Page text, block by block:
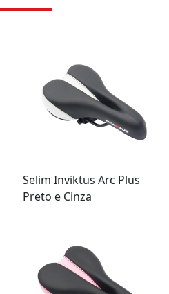
Selim Inviktus Arc Plus
Preto e Cinza